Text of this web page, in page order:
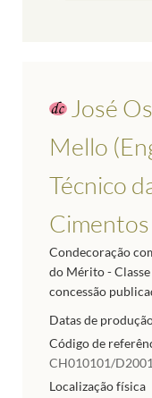
José
Mello
Técnico
Condecoração
do Mérito -
concessão
Datas de
Código de
CH010101/
Localização física